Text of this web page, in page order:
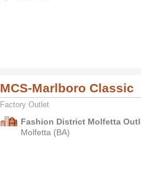
MCS-Marlboro Classic
Factory Outlet
Fashion District Molfetta
Molfetta (BA)